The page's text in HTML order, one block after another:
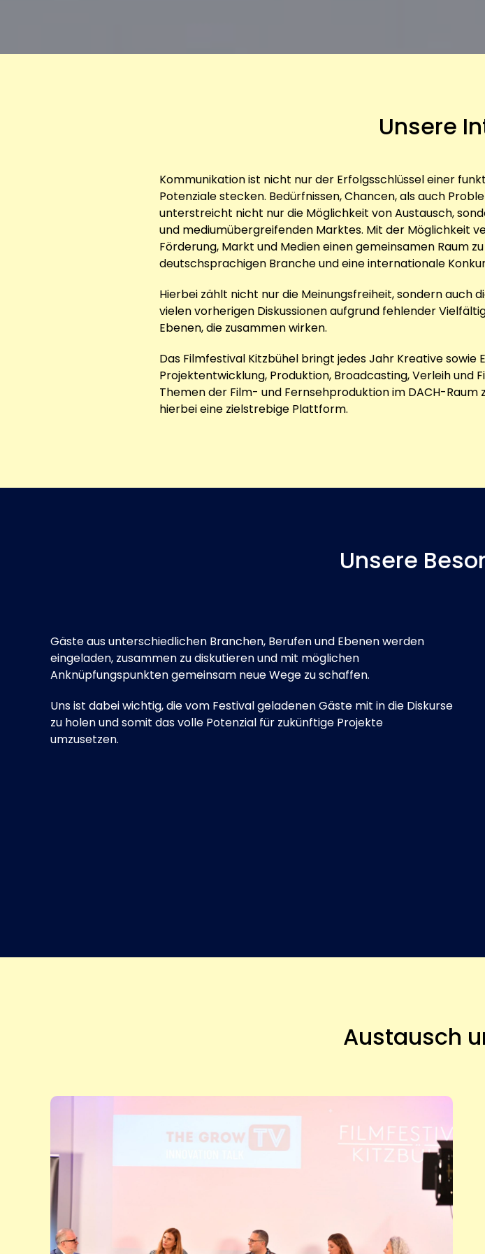
Unsere
Kommunikation ist nicht nur der Erfolgsschlüssel einer
Potenziale stecken. Bedürfnissen, Chancen, als auch
unterstreicht nicht nur die Möglichkeit von Austausch,
und mediumübergreifenden Marktes. Mit der Möglichkeit
Förderung, Markt und Medien einen gemeinsamen Raum
deutschsprachigen Branche und eine internationale
Hierbei zählt nicht nur die Meinungsfreiheit, sondern auch
vielen vorherigen Diskussionen aufgrund fehlender
Ebenen, die zusammen wirken.
Das Filmfestival Kitzbühel bringt jedes Jahr Kreative sowie
Projektentwicklung, Produktion, Broadcasting, Verleih und
Themen der Film- und Fernsehproduktion im DACH-
hierbei eine zielstrebige Plattform.
Unsere
Gäste aus unterschiedlichen Branchen, Berufen und Ebenen werden
eingeladen, zusammen zu diskutieren und mit möglichen
Anknüpfungspunkten gemeinsam neue Wege zu schaffen.
Uns ist dabei wichtig, die vom Festival geladenen Gäste mit in die Diskurse
zu holen und somit das volle Potenzial für zukünftige Projekte
umzusetzen.
Austausch